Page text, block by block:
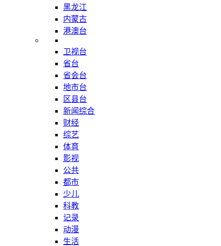
黑龙江
内蒙古
港澳台
卫视台
省台
省会台
地市台
区县台
新闻综合
财经
综艺
体育
影视
公共
都市
少儿
科教
记录
动漫
生活